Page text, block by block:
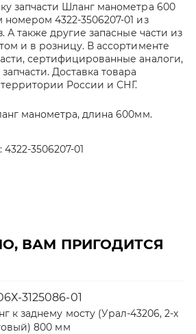
запчасти Шланг манометра 600
4322-3506207-01 из
А также другие запасные части из
и в розницу. В ассортименте
сертифицированные аналоги,
Доставка товара
России и СНГ.
манометра, длина 600мм.
4322-3506207-01
ВАМ ПРИГОДИТСЯ
3125086-01
к заднему мосту (Урал-43206, 2-х
800 мм